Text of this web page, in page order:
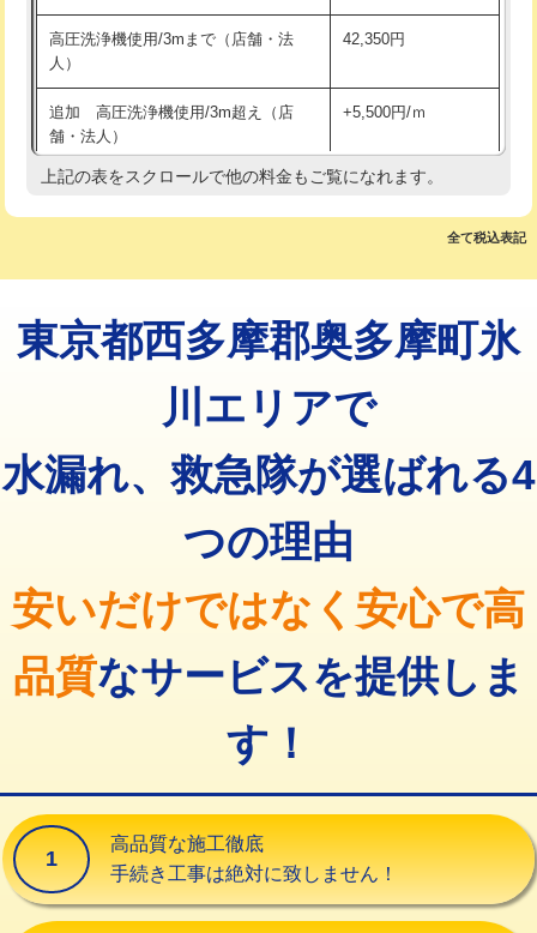
業）
排水管工事（追加 排水管工事/3ｍ超
え）
マス交換（土の掘削・埋め戻し作業） 11,000円~
マス交換（深さ50㎝以上） 66,000円
コンクリート斫り（厚さ10㎝超え） 38,500円
モルタル補修（厚さ10㎝まで） 27,500円
16,500円
廃棄・処分 現場見積
高圧洗浄機使用/3mまで（店舗・法
人）
42,350円
追加 高圧洗浄機使用/3m超え（店
舗・法人）
+5,500円/ｍ
高度高圧洗浄換 現地調査
トーラー機使用/3mまで 33,000円
追加トーラー機使用/3m超え +3,300円
8,800円
止水・漏水調査・防水処理・清掃・修
11,000円
止水・漏水調査・防水処理・清掃・修
22,000円
止水・漏水調査・防水処理・清掃・修
理・調整・分解・加工など（重作業）
33,000円
その他部品の脱着 8,800円～
交換・取付(単水栓（壁付・デッキ
式）)
13,200円+材料費
交換・取付(混合水栓（壁付・デッキ
式・ワンホール）)
16,500円+材料費
上記の表をスクロールで他の料金もご覧になれます。
全て税込表記
東京都西多摩郡奥多摩町氷
川エリアで
水漏れ、救急隊が選ばれる4
つの理由
安いだけではなく安心で高
品質なサービスを提供しま
す！
1
高品質な施工徹底
手続き工事は絶対に致しません！